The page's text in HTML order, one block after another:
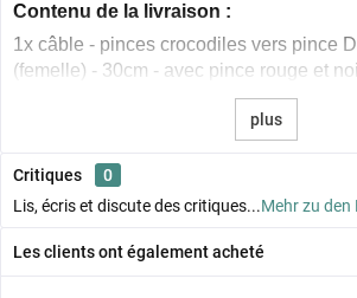
Contenu de la livraison :
1x câble - pinces crocodiles vers pince
(femelle) - 30cm - avec pince rouge et
plus
Critiques
0
Lis, écris et discute des critiques...Mehr zu den
Les clients ont également acheté